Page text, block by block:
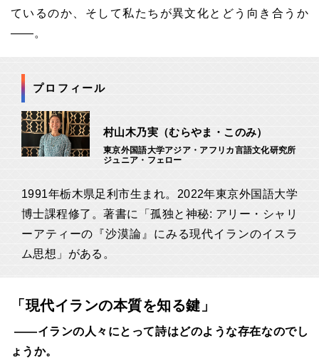
ているのか、そして私たちが異文化とどう向き合うか
――。
プロフィール
村山木乃実（むらやま・このみ）
東京外国語大学アジア・アフリカ言語文化研究所
ジュニア・フェロー
1991年栃木県足利市生まれ。2022年東京外国語大学
博士課程修了。著書に「孤独と神秘: アリー・シャリ
ーアティーの『沙漠論』にみる現代イランのイスラ
ム思想」がある。
「現代イランの本質を知る鍵」
――イランの人々にとって詩はどのような存在なのでし
ょうか。